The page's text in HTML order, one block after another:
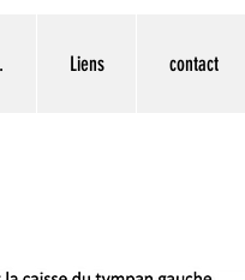
Liens contact